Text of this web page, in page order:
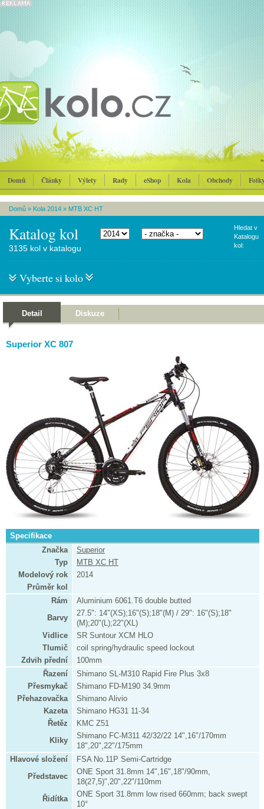
Domů Články Výlety Rady eShop Kola Obchody
Domů » Kola 2014 » MTB XC HT
Katalog kol
Hledat v
Katalogu
kol:
3135 kol v katalogu
Vyberte si kolo
Detail Diskuze
Superior XC 807
Specifikace
Značka
Superior
Typ
MTB XC HT
Modelový rok
2014
Průměr kol
Rám
Aluminium 6061.T6 double butted
Barvy
27.5": 14"(XS);16"(S);18"(M) / 29": 16"(S);18"
(M);20"(L);22"(XL)
Vidlice
SR Suntour XCM HLO
Tlumič
coil spring/hydraulic speed lockout
Zdvih přední
100mm
Řazení
Shimano SL-M310 Rapid Fire Plus 3x8
Přesmykač
Shimano FD-M190 34.9mm
Přehazovačka
Shimano Alivio
Kazeta
Shimano HG31 11-34
Řetěz
KMC Z51
Kliky
Shimano FC-M311 42/32/22 14",16"/170mm
18",20",22"/175mm
Hlavové složení
FSA No.11P Semi-Cartridge
Představec
ONE Sport 31.8mm 14",16",18"/90mm,
18(27,5)",20",22"/110mm
Řidítka
ONE Sport 31.8mm low rised 660mm; back swept
10°